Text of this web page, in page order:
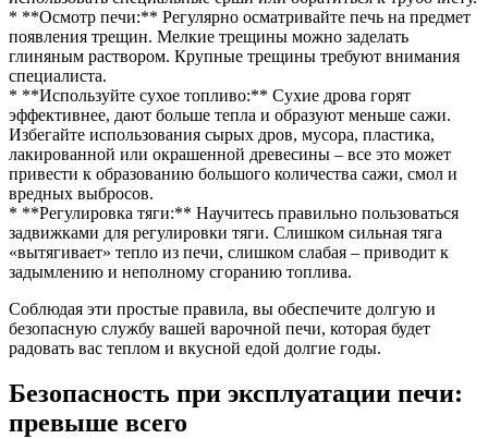
* **Осмотр печи:** Регулярно осматривайте печь на предмет
появления трещин. Мелкие трещины можно заделать
глиняным раствором. Крупные трещины требуют внимания
специалиста.
* **Используйте сухое топливо:** Сухие дрова горят
эффективнее, дают больше тепла и образуют меньше сажи.
Избегайте использования сырых дров, мусора, пластика,
лакированной или окрашенной древесины – все это может
привести к образованию большого количества сажи, смол и
вредных выбросов.
* **Регулировка тяги:** Научитесь правильно пользоваться
задвижками для регулировки тяги. Слишком сильная тяга
«вытягивает» тепло из печи, слишком слабая – приводит к
задымлению и неполному сгоранию топлива.
Соблюдая эти простые правила, вы обеспечите долгую и
безопасную службу вашей варочной печи, которая будет
радовать вас теплом и вкусной едой долгие годы.
Безопасность при эксплуатации печи:
превыше всего